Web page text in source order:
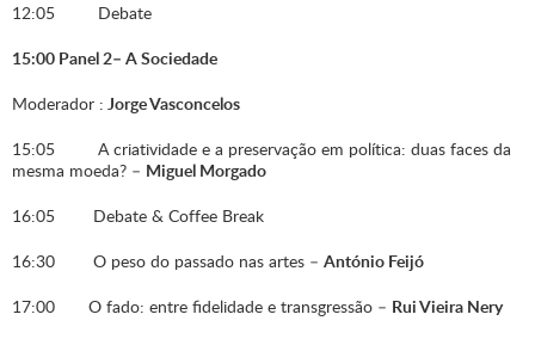
12:05 Debate
15:00 Panel 2– A Sociedade
Moderador : Jorge Vasconcelos
15:05 A criatividade e a preservação em política: duas faces da
mesma moeda? – Miguel Morgado
16:05 Debate & Coffee Break
16:30 O peso do passado nas artes – António Feijó
17:00 O fado: entre fidelidade e transgressão – Rui Vieira Nery